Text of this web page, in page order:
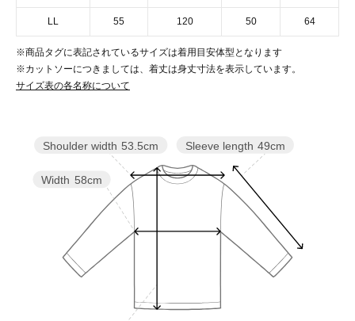
LL 55 120 50 64
※商品タグに表記されているサイズは着用目安体型となります
※カットソーにつきましては、着丈は身丈寸法を表示しています。
サイズ表の各名称について
Sleeve length 49cm
Width 58cm
Shoulder width 53.5cm